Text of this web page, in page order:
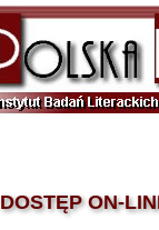
DOSTĘP ON-